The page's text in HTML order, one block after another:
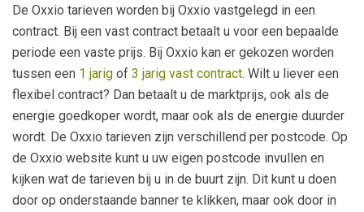
De Oxxio tarieven worden bij Oxxio vastgelegd in een
contract. Bij een vast contract betaalt u voor een bepaalde
periode een vaste prijs. Bij Oxxio kan er gekozen worden
tussen een 1 jarig of 3 jarig vast contract. Wilt u liever een
flexibel contract? Dan betaalt u de marktprijs, ook als de
energie goedkoper wordt, maar ook als de energie duurder
wordt. De Oxxio tarieven zijn verschillend per postcode. Op
de Oxxio website kunt u uw eigen postcode invullen en
kijken wat de tarieven bij u in de buurt zijn. Dit kunt u doen
door op onderstaande banner te klikken, maar ook door in